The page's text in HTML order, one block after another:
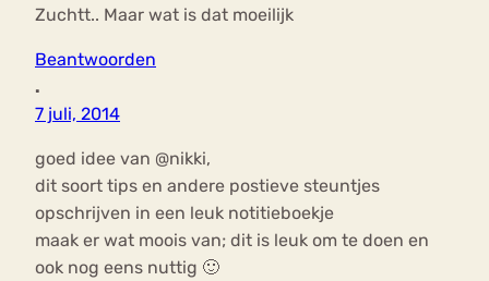
Zuchtt.. Maar wat is dat moeilijk
Beantwoorden
.
7 juli, 2014
goed idee van @nikki,
dit soort tips en andere postieve steuntjes
opschrijven in een leuk notitieboekje
maak er wat moois van; dit is leuk om te doen en
ook nog eens nuttig 🙂